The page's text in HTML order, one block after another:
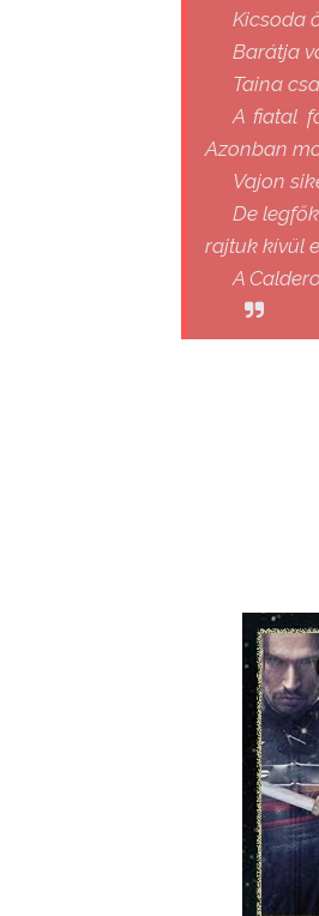
Kicsoda
Barátja
Taina
A fiatal
Azonban
Vajon
De
rajtuk kívül
A